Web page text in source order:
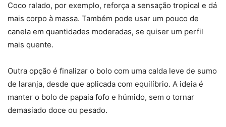
Coco ralado, por exemplo, reforça a sensação tropical e dá
mais corpo à massa. Também pode usar um pouco de
canela em quantidades moderadas, se quiser um perfil
mais quente.
Outra opção é finalizar o bolo com uma calda leve de sumo
de laranja, desde que aplicada com equilíbrio. A ideia é
manter o bolo de papaia fofo e húmido, sem o tornar
demasiado doce ou pesado.